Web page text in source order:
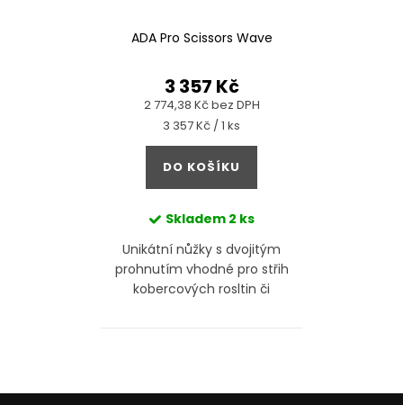
ADA Pro Scissors Wave
2 774,38 Kč bez DPH
3 357 Kč
Měrná
cena:
3 357 Kč / 1 ks
DO KOŠÍKU
Skladem 2 ks
Unikátní nůžky s dvojitým
prohnutím vhodné pro střih
kobercových rosltin či